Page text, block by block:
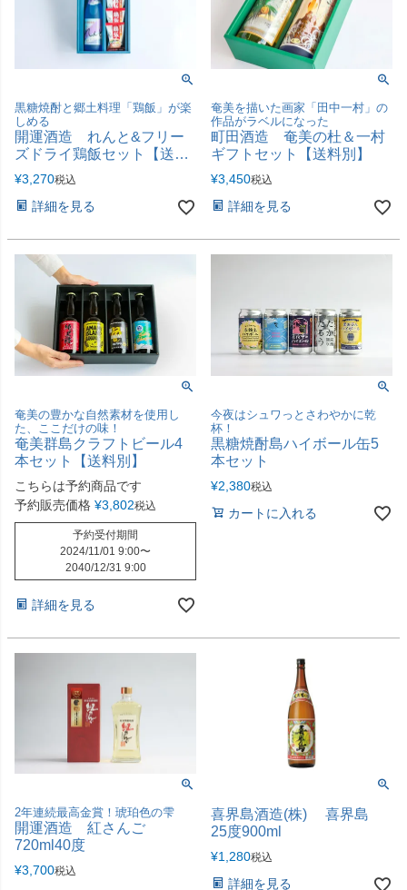
黒糖焼酎と郷土料理「鶏飯」が楽
しめる
開運酒造 れんと&フリー
ズドライ鶏飯セット【送料
別】
¥3,270税込
詳細を見る
奄美を描いた画家「田中一村」の
作品がラベルになった
町田酒造 奄美の杜＆一村
ギフトセット【送料別】
¥3,450税込
詳細を見る
奄美の豊かな自然素材を使用し
た、ここだけの味！
奄美群島クラフトビール4
本セット【送料別】
こちらは予約商品です
予約販売価格 ¥3,802税込
予約受付期間
2024/11/01 9:00〜
2040/12/31 9:00
詳細を見る
今夜はシュワっとさわやかに乾
杯！
黒糖焼酎島ハイボール缶5
本セット
¥2,380税込
カートに入れる
2年連続最高金賞！琥珀色の雫
開運酒造 紅さんご
720ml40度
¥3,700税込
喜界島酒造(株) 喜界島
25度900ml
¥1,280税込
詳細を見る